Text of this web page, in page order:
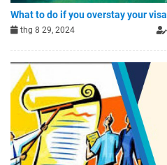
What to do if you overstay your visa
thg 8 29, 2024